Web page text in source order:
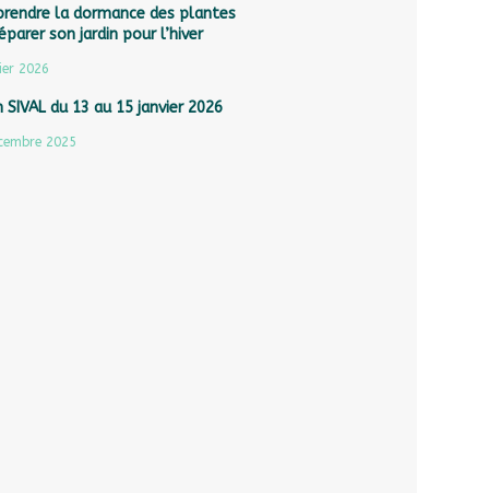
la dormance des plantes
son jardin pour l’hiver
2026
SIVAL du 13 au 15 janvier 2026
2025